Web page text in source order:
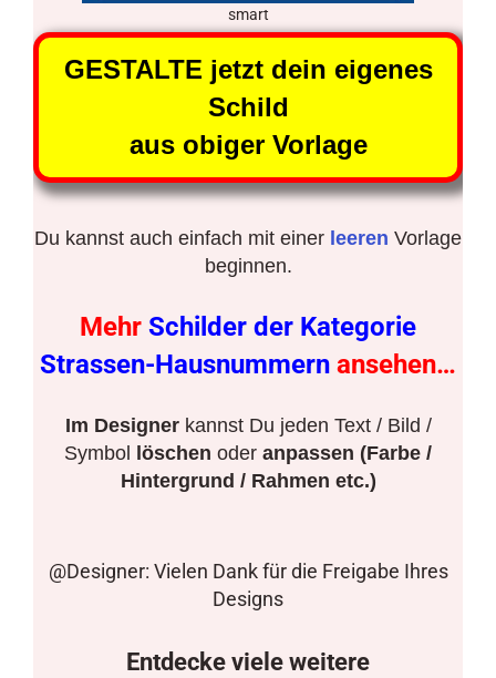
smart
GESTALTE jetzt dein eigenes
Schild
aus obiger Vorlage
Du kannst auch einfach mit einer leeren Vorlage
beginnen.
Mehr Schilder der Kategorie
Strassen-Hausnummern ansehen…
Im Designerkannst Du jeden Text / Bild /
Symbol
löschen oder anpassen (Farbe /
Hintergrund / Rahmen etc.)
@Designer: Vielen Dank für die Freigabe Ihres
Designs
Entdecke viele weitere